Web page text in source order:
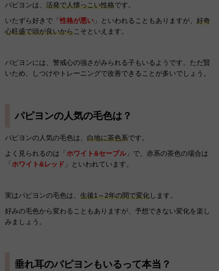
パピヨンは、 活発で人懐っこい性格です。
いたずら好きで「性格が悪い 」といわれることもありますが、 好奇
心旺盛で頭が良いからこそといえます。
パピヨンには、警戒心の強さがみられる子もいるようです。ただ賢
いため、しつけやトレーニングで改善できることが多いでしょう。
パピヨンの人気の毛色は？
パピヨンの人気の毛色は、 白地に茶色系です。
よく見られるのは「 ホワイト&セーブル」で、赤系の茶色の場合は
「 ホワイト&レッド 」といわれています。
実はパピヨンの毛色は、 生後1～2年の間で変化します。
好みの毛色から変わることもありますが、予想できない変化を楽し
みましょう。
垂れ耳のパピヨンもいるって本当？